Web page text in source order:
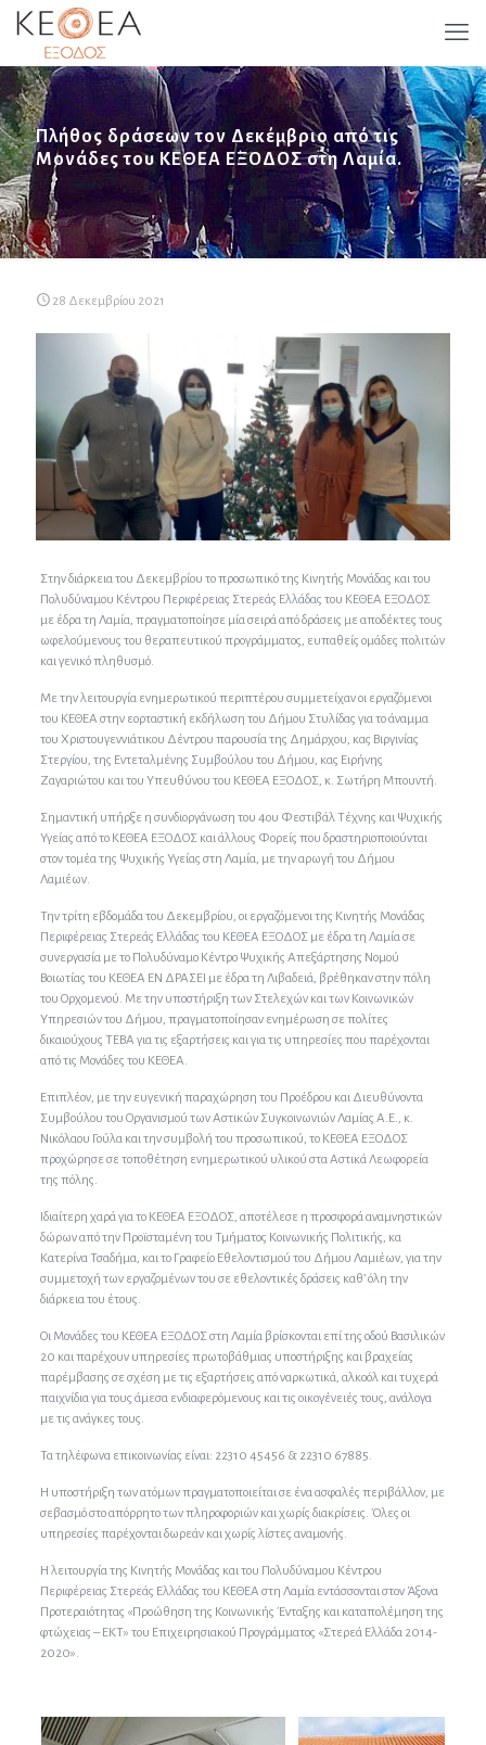
Πλήθος δράσεων τον Δεκέμβριο από τις
Μονάδες του ΚΕΘΕΑ ΕΞΟΔΟΣ στη Λαμία.
28 Δεκεμβρίου 2021
Στην διάρκεια του Δεκεμβρίου το προσωπικό της Κινητής Μονάδας και του
Πολυδύναμου Κέντρου Περιφέρειας Στερεάς Ελλάδας του ΚΕΘΕΑ ΕΞΟΔΟΣ
με έδρα τη Λαμία, πραγματοποίησε μία σειρά από δράσεις με αποδέκτες τους
ωφελούμενους του θεραπευτικού προγράμματος, ευπαθείς ομάδες πολιτών
και γενικό πληθυσμό.
Με την λειτουργία ενημερωτικού περιπτέρου συμμετείχαν οι εργαζόμενοι
του ΚΕΘΕΑ στην εορταστική εκδήλωση του Δήμου Στυλίδας για το άναμμα
του Χριστουγεννιάτικου Δέντρου παρουσία της Δημάρχου, κας Βιργινίας
Στεργίου, της Εντεταλμένης Συμβούλου του Δήμου, κας Ειρήνης
Ζαγαριώτου και του Υπευθύνου του ΚΕΘΕΑ ΕΞΟΔΟΣ, κ. Σωτήρη Μπουντή.
Σημαντική υπήρξε η συνδιοργάνωση του 4ου Φεστιβάλ Τέχνης και Ψυχικής
Υγείας από το ΚΕΘΕΑ ΕΞΟΔΟΣ και άλλους Φορείς που δραστηριοποιούνται
στον τομέα της Ψυχικής Υγείας στη Λαμία, με την αρωγή του Δήμου
Λαμιέων.
Την τρίτη εβδομάδα του Δεκεμβρίου, οι εργαζόμενοι της Κινητής Μονάδας
Περιφέρειας Στερεάς Ελλάδας του ΚΕΘΕΑ ΕΞΟΔΟΣ με έδρα τη Λαμία σε
συνεργασία με το Πολυδύναμο Κέντρο Ψυχικής Απεξάρτησης Νομού
Βοιωτίας του ΚΕΘΕΑ ΕΝ ΔΡΑΣΕΙ με έδρα τη Λιβαδειά, βρέθηκαν στην πόλη
του Ορχομενού. Με την υποστήριξη των Στελεχών και των Κοινωνικών
Υπηρεσιών του Δήμου, πραγματοποίησαν ενημέρωση σε πολίτες
δικαιούχους ΤΕΒΑ για τις εξαρτήσεις και για τις υπηρεσίες που παρέχονται
από τις Μονάδες του ΚΕΘΕΑ.
Επιπλέον, με την ευγενική παραχώρηση του Προέδρου και Διευθύνοντα
Συμβούλου του Οργανισμού των Αστικών Συγκοινωνιών Λαμίας Α.Ε., κ.
Νικόλαου Γούλα και την συμβολή του προσωπικού, το ΚΕΘΕΑ ΕΞΟΔΟΣ
προχώρησε σε τοποθέτηση ενημερωτικού υλικού στα Αστικά Λεωφορεία
της πόλης.
Ιδιαίτερη χαρά για το ΚΕΘΕΑ ΕΞΟΔΟΣ, αποτέλεσε η προσφορά αναμνηστικών
δώρων από την Προϊσταμένη του Τμήματος Κοινωνικής Πολιτικής, κα
Κατερίνα Τσαδήμα, και το Γραφείο Εθελοντισμού του Δήμου Λαμιέων, για την
συμμετοχή των εργαζομένων του σε εθελοντικές δράσεις καθ’ όλη την
διάρκεια του έτους.
Οι Μονάδες του ΚΕΘΕΑ ΕΞΟΔΟΣ στη Λαμία βρίσκονται επί της οδού Βασιλικών
20 και παρέχουν υπηρεσίες πρωτοβάθμιας υποστήριξης και βραχείας
παρέμβασης σε σχέση με τις εξαρτήσεις από ναρκωτικά, αλκοόλ και τυχερά
παιχνίδια για τους άμεσα ενδιαφερόμενους και τις οικογένειές τους, ανάλογα
με τις ανάγκες τους.
Τα τηλέφωνα επικοινωνίας είναι: 22310 45456 & 22310 67885.
Η υποστήριξη των ατόμων πραγματοποιείται σε ένα ασφαλές περιβάλλον, με
σεβασμό στο απόρρητο των πληροφοριών και χωρίς διακρίσεις. Όλες οι
υπηρεσίες παρέχονται δωρεάν και χωρίς λίστες αναμονής.
Η λειτουργία της Κινητής Μονάδας και του Πολυδύναμου Κέντρου
Περιφέρειας Στερεάς Ελλάδας του ΚΕΘΕΑ στη Λαμία εντάσσονται στον Άξονα
Προτεραιότητας «Προώθηση της Κοινωνικής Ένταξης και καταπολέμηση της
φτώχειας – ΕΚΤ» του Επιχειρησιακού Προγράμματος «Στερεά Ελλάδα 2014-
2020».